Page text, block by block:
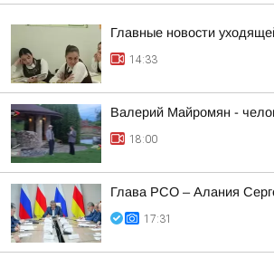
Главные новости
14:33
Валерий Майромян -
18:00
Глава РСО – Алания
17:31